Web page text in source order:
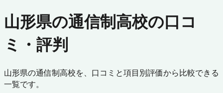
山形県の通信制高校の口コ
ミ・評判
山形県の通信制高校を、口コミと項目別評価から比較できる
一覧です。